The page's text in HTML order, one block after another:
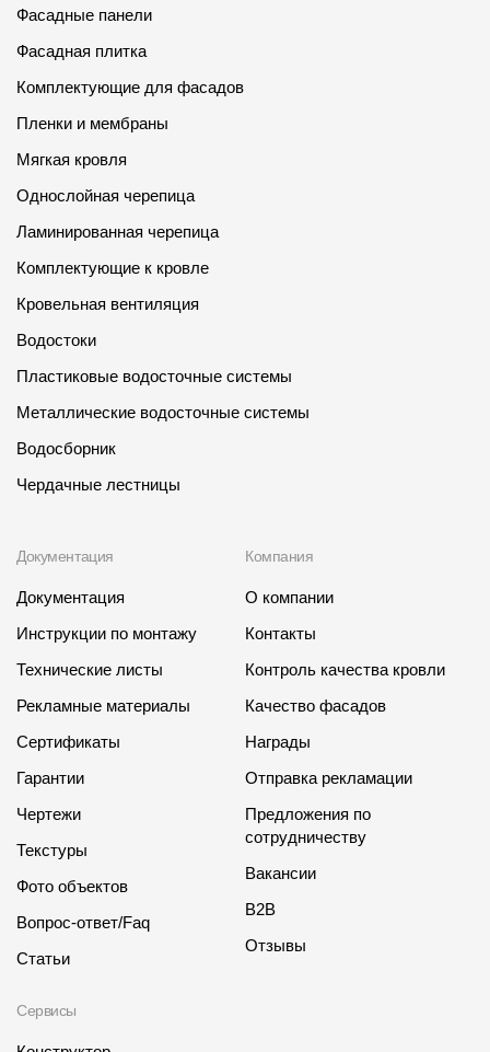
Фасадные панели
Фасадная плитка
Комплектующие для фасадов
Пленки и мембраны
Мягкая кровля
Однослойная черепица
Ламинированная черепица
Комплектующие к кровле
Кровельная вентиляция
Водостоки
Пластиковые водосточные системы
Металлические водосточные системы
Водосборник
Чердачные лестницы
Документация
Документация
Инструкции по монтажу
Технические листы
Рекламные материалы
Сертификаты
Гарантии
Чертежи
Текстуры
Фото объектов
Вопрос-ответ/Faq
Статьи
Сервисы
Компания
О компании
Контакты
Контроль качества кровли
Качество фасадов
Награды
Отправка рекламации
Предложения по
сотрудничеству
Вакансии
B2B
Отзывы